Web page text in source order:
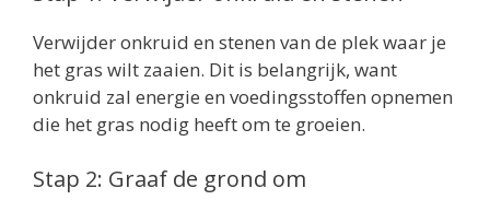
Verwijder onkruid en stenen van de plek waar je
het gras wilt zaaien. Dit is belangrijk, want
onkruid zal energie en voedingsstoffen opnemen
die het gras nodig heeft om te groeien.
Stap 2: Graaf de grond om